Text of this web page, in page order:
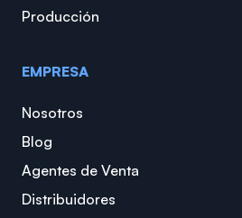
Producción
EMPRESA
Nosotros
Blog
Agentes de Venta
Distribuidores